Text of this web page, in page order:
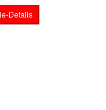
Details